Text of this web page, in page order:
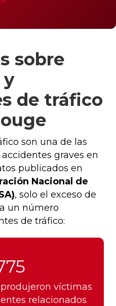
sobre
y
de tráfico
son una de las
graves en
publicados en
Nacional de
, solo el exceso de
un número
de tráfico:
víctimas
relacionados